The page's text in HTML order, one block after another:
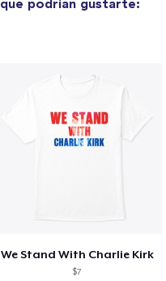
We Stand With Charlie Kirk
$7